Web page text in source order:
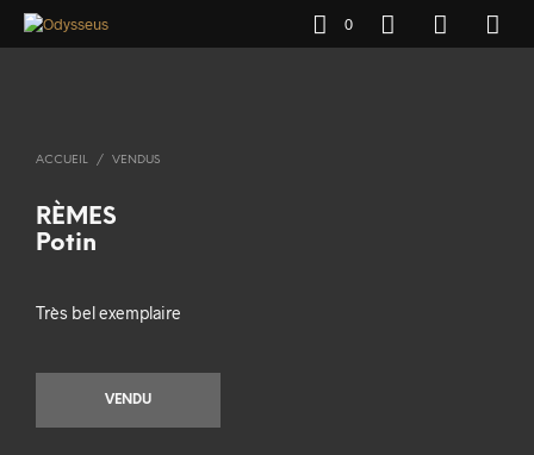
0
ACCUEIL / VENDUS
RÈMES
Potin
Très bel exemplaire
VENDU